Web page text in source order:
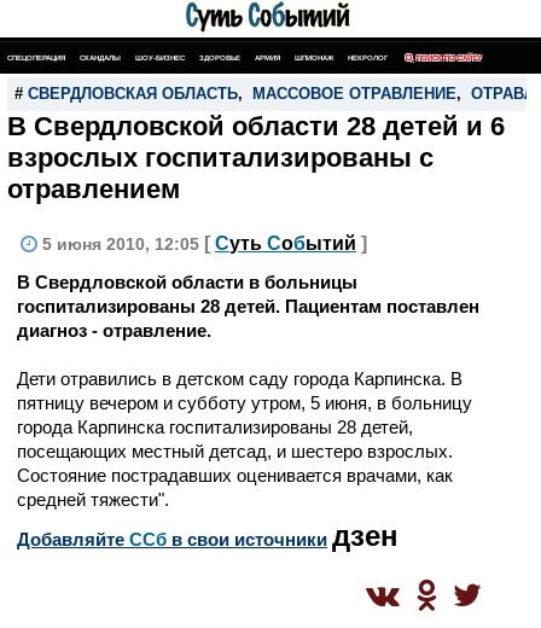
СПЕЦОПЕРАЦИЯ СКАНДАЛЫ ШОУ-БИЗНЕС ЗДОРОВЬЕ АРМИЯ ШПИОНАЖ НЕКРОЛОГ ПОИСК ПО САЙТУ
# СВЕРДЛОВСКАЯ ОБЛАСТЬ, МАССОВОЕ ОТРАВЛЕНИЕ,
В Свердловской области 28 детей и 6
взрослых госпитализированы с
отравлением
5 июня 2010, 12:05 [ Суть Событий ]
В Свердловской области в больницы
госпитализированы 28 детей. Пациентам поставлен
диагноз - отравление.
Дети отравились в детском саду города Карпинска. В
пятницу вечером и субботу утром, 5 июня, в больницу
города Карпинска госпитализированы 28 детей,
посещающих местный детсад, и шестеро взрослых.
Состояние пострадавших оценивается врачами, как
средней тяжести".
Добавляйте CСб в свои источники дзен